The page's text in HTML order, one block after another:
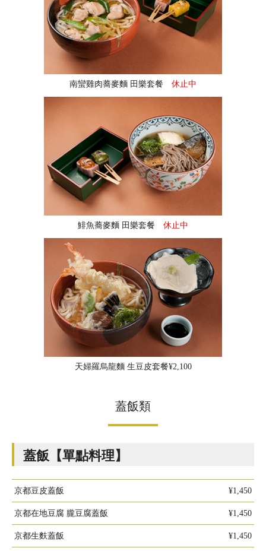
南蠻雞肉蕎麥麵 田樂套餐 休止中
鯡魚蕎麥麵 田樂套餐 休止中
天婦羅烏龍麵 生豆皮套餐¥2,100
蓋飯類
蓋飯【單點料理】
京都豆皮蓋飯 ¥1,450
京都在地豆腐 朧豆腐蓋飯 ¥1,450
京都生麩蓋飯 ¥1,450